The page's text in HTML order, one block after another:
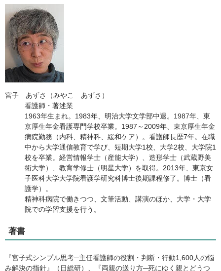
宮子 あずさ（みやこ あずさ）
看護師・著述業
1963年生まれ。1983年、明治大学文学部中退。1987年、東
京厚生年金看護専門学校卒業。1987～2009年、東京厚生年金
病院勤務（内科、精神科、緩和ケア）。看護師長歴7年。在職
中から大学通信教育で学び、短期大学1校、大学2校、大学院1
校を卒業。経営情報学士（産能大学）、造形学士（武蔵野美
術大学）、教育学修士（明星大学）を取得。2013年、東京女
子医科大学大学院看護学研究科博士後期課程修了。博士（看
護学）。
精神科病院で働きつつ、文筆活動、講演のほか、大学・大学
院での学習支援を行う。
著書
『宮子式シンプル思考─主任看護師の役割・判断・行動1,600人の悩
み解決の指針』（日総研）、『両親の送り方─死にゆく親とどうつ